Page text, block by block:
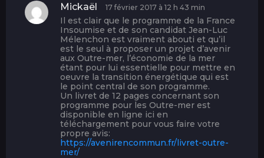
Mickaël
i
t
:
17 février 2017 à 12 h 43 min
Il est clair que le programme de la France
Insoumise et de son candidat Jean-Luc
Mélenchon est vraiment abouti et qu’il
est le seul à proposer un projet d’avenir
aux Outre-mer, l’économie de la mer
étant pour lui essentielle pour mettre en
oeuvre la transition énergétique qui est
le point central de son programme.
Un livret de 12 pages concernant son
programme pour les Outre-mer est
disponible en ligne ici en
téléchargement pour vous faire votre
propre avis:
https://avenirencommun.fr/livret-outre-
mer/